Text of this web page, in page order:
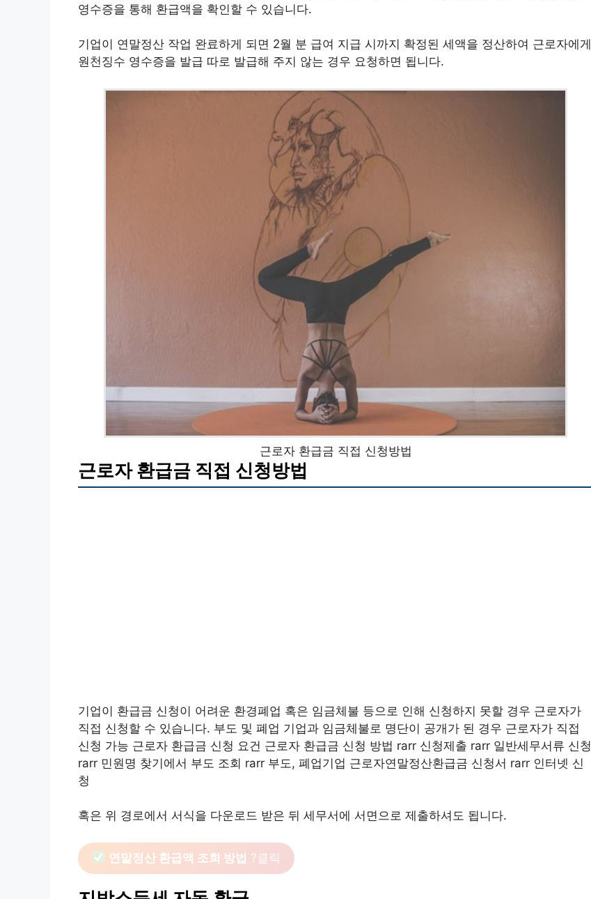
영수증을 통해 환급액을 확인할 수 있습니다.
기업이 연말정산 작업 완료하게 되면 2월 분 급여 지급 시까지 확정된 세액을 정산하여 근로자에게
원천징수 영수증을 발급 따로 발급해 주지 않는 경우 요청하면 됩니다.
근로자 환급금 직접 신청방법
근로자 환급금 직접 신청방법
기업이 환급금 신청이 어려운 환경폐업 혹은 임금체불 등으로 인해 신청하지 못할 경우 근로자가
직접 신청할 수 있습니다. 부도 및 폐업 기업과 임금체불로 명단이 공개가 된 경우 근로자가 직접
신청 가능 근로자 환급금 신청 요건 근로자 환급금 신청 방법 rarr 신청제출 rarr 일반세무서류 신청
rarr 민원명 찾기에서 부도 조회 rarr 부도, 폐업기업 근로자연말정산환급금 신청서 rarr 인터넷 신
청
혹은 위 경로에서 서식을 다운로드 받은 뒤 세무서에 서면으로 제출하셔도 됩니다.
연말정산 환급액 조회 방법 ?클릭